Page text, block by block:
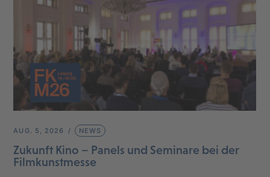
AUG. 5, 2026 NEWS
Zukunft Kino – Panels und Seminare bei der
Filmkunstmesse